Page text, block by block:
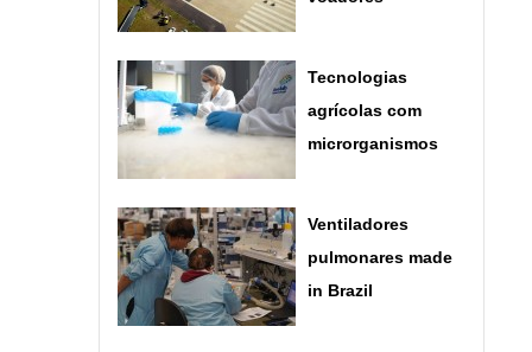
Tecnologias
agrícolas com
microrganismos
Ventiladores
pulmonares made
in Brazil